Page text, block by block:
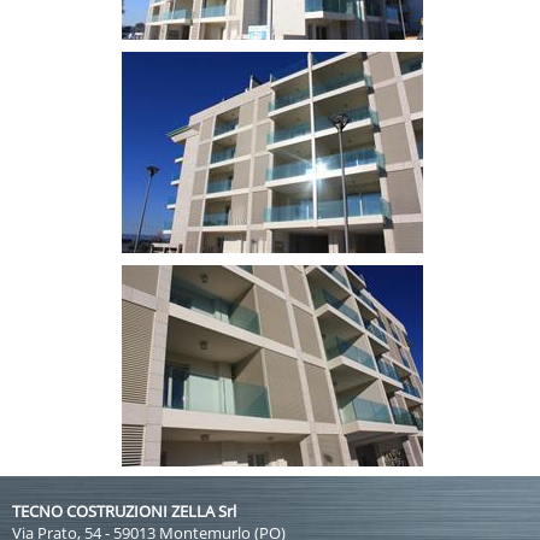
TECNO COSTRUZIONI ZELLA Srl
Via Prato, 54 - 59013 Montemurlo (PO)